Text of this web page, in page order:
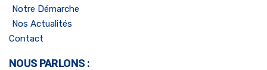
Notre Démarche
Nos Actualités
Contact
NOUS PARLONS :